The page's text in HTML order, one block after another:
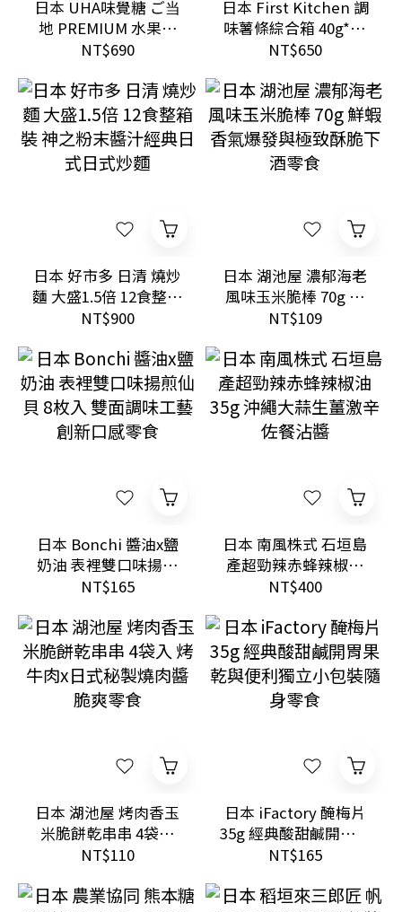
日本 UHA味覺糖 ご当
地 PREMIUM 水果軟
糖分享包 728g 岡山清
高濃縮果汁
NT$690
日本 First Kitchen 調
味薯條綜合箱 40g*10
袋裝 濃厚馬鈴薯奶油x
NT$650
日本 好市多 日清 燒炒
麵 大盛1.5倍 12食整箱
裝 神之粉末醬汁經典
NT$900
日本 湖池屋 濃郁海老
風味玉米脆棒 70g 鮮
蝦香氣爆發與極致酥
NT$109
日本 Bonchi 醬油x鹽
奶油 表裡雙口味揚煎
仙貝 8枚入 雙面調味
NT$165
日本 南風株式 石垣島
產超勁辣赤蜂辣椒油
35g 沖繩大蒜生薑激辛
NT$400
日本 湖池屋 烤肉香玉
米脆餅乾串串 4袋入
烤牛肉x日式秘製燒肉
NT$110
日本 iFactory 醃梅片
35g 經典酸甜鹹開胃果
乾與便利獨立小包裝
NT$165